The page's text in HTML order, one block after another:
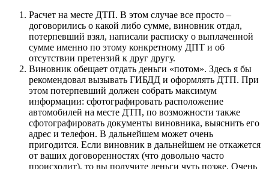
Расчет на месте ДТП. В этом случае все просто –
договорились о какой либо сумме, виновник отдал,
потерпевший взял, написали расписку о выплаченной
сумме именно по этому конкретному ДПТ и об
отсутствии претензий к друг другу.
Виновник обещает отдать деньги «потом». Здесь я бы
рекомендовал вызывать ГИБДД и оформлять ДТП. При
этом потерпевший должен собрать максимум
информации: сфотографировать расположение
автомобилей на месте ДТП, по возможности также
сфотографировать документы виновника, выяснить его
адрес и телефон. В дальнейшем может очень
пригодится. Если виновник в дальнейшем не откажется
от ваших договоренностях (что довольно часто
происходит), то вы получите деньги чуть позже. Очень